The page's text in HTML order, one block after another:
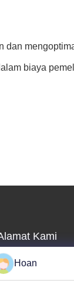
dan
biaya
Kami
Bangunan 2,
Hoan